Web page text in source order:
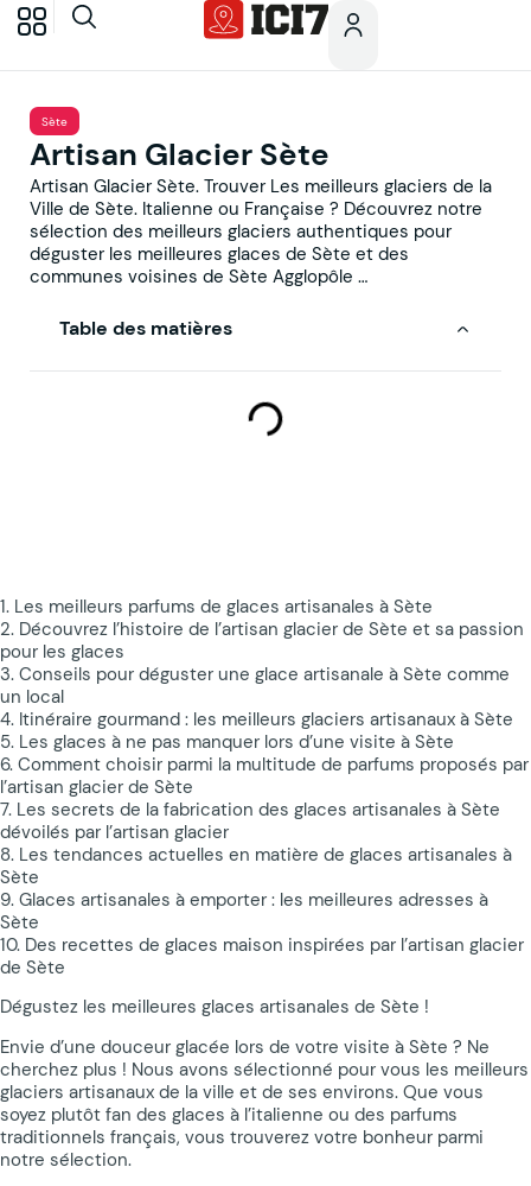
Sète
Artisan Glacier Sète
Artisan Glacier Sète. Trouver Les meilleurs glaciers de la
Ville de Sète. Italienne ou Française ? Découvrez notre
sélection des meilleurs glaciers authentiques pour
déguster les meilleures glaces de Sète et des
communes voisines de Sète Agglopôle …
Table des matières
1. Les meilleurs parfums de glaces artisanales à Sète
2. Découvrez l’histoire de l’artisan glacier de Sète et sa passion
pour les glaces
3. Conseils pour déguster une glace artisanale à Sète comme
un local
4. Itinéraire gourmand : les meilleurs glaciers artisanaux à Sète
5. Les glaces à ne pas manquer lors d’une visite à Sète
6. Comment choisir parmi la multitude de parfums proposés par
l’artisan glacier de Sète
7. Les secrets de la fabrication des glaces artisanales à Sète
dévoilés par l’artisan glacier
8. Les tendances actuelles en matière de glaces artisanales à
Sète
9. Glaces artisanales à emporter : les meilleures adresses à
Sète
10. Des recettes de glaces maison inspirées par l’artisan glacier
de Sète
Dégustez les meilleures glaces artisanales de Sète !
Envie d’une douceur glacée lors de votre visite à Sète ? Ne
cherchez plus ! Nous avons sélectionné pour vous les meilleurs
glaciers artisanaux de la ville et de ses environs. Que vous
soyez plutôt fan des glaces à l’italienne ou des parfums
traditionnels français, vous trouverez votre bonheur parmi
notre sélection.